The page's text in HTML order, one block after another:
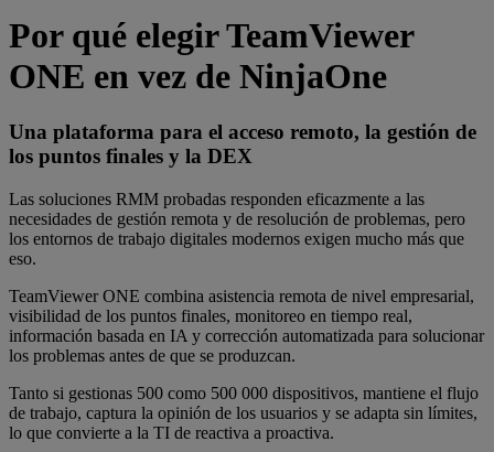
Por qué elegir TeamViewer
ONE en vez de NinjaOne
Una plataforma para el acceso remoto, la gestión de
los puntos finales y la DEX
Las soluciones RMM probadas responden eficazmente a las
necesidades de gestión remota y de resolución de problemas, pero
los entornos de trabajo digitales modernos exigen mucho más que
eso.
TeamViewer ONE combina asistencia remota de nivel empresarial,
visibilidad de los puntos finales, monitoreo en tiempo real,
información basada en IA y corrección automatizada para solucionar
los problemas antes de que se produzcan.
Tanto si gestionas 500 como 500 000 dispositivos, mantiene el flujo
de trabajo, captura la opinión de los usuarios y se adapta sin límites,
lo que convierte a la TI de reactiva a proactiva.